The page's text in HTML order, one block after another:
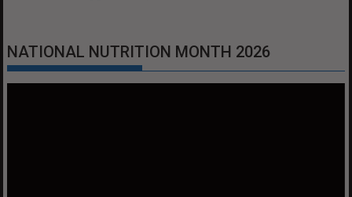
NATIONAL NUTRITION MONTH 2026